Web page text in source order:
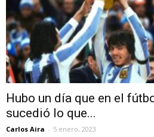
Hubo un día que en el
sucedió lo que...
Carlos Aira - 5 enero, 2023